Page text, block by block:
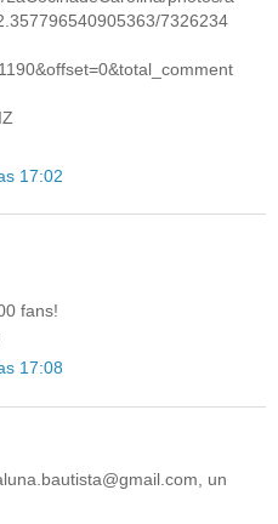
7326234
17:02
fans!
17:08
un